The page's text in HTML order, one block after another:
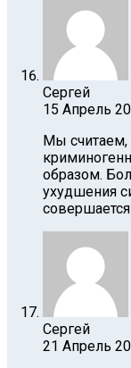
Сергей
15 Апрель
Мы считаем,
образом.
ухудшения
Сергей
21 Апрель